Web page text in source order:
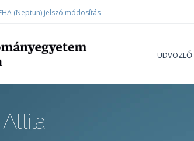
(Neptun) jelszó módosítás
ÜDVÖZLŐ